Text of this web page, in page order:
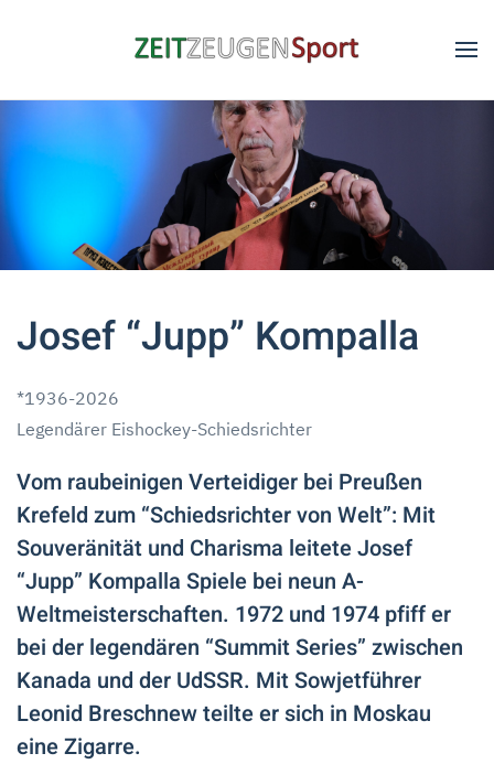
Skip to main content
Josef “Jupp” Kompalla
*1936-2026
Legendärer Eishockey-Schiedsrichter
Vom raubeinigen Verteidiger bei Preußen
Krefeld zum “Schiedsrichter von Welt”: Mit
Souveränität und Charisma leitete Josef
“Jupp” Kompalla Spiele bei neun A-
Weltmeisterschaften. 1972 und 1974 pfiff er
bei der legendären “Summit Series” zwischen
Kanada und der UdSSR. Mit Sowjetführer
Leonid Breschnew teilte er sich in Moskau
eine Zigarre.